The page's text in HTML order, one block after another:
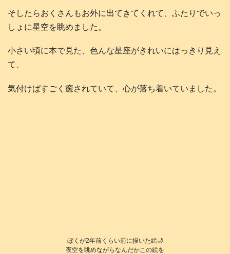
そしたらおくさんもお外に出てきてくれて、ふたりでいっ
しょに星空を眺めました。
小さい頃に本で見た、色んな星座がきれいにはっきり見え
て、
気付けばすごく癒されていて、心が落ち着いていました。
ぼくが2年前くらい前に描いた絵🌙
夜空を眺めながらなんだかこの絵を